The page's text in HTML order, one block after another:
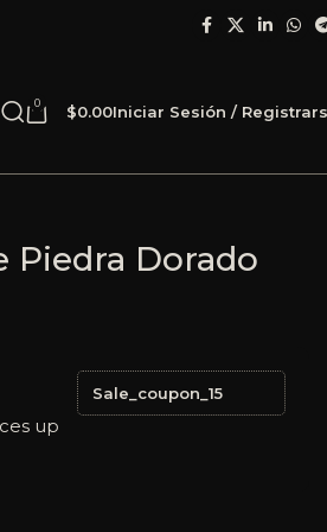
0 $0.00Iniciar Sesión /
Piedra Dorado
up
Sale_coupon_15